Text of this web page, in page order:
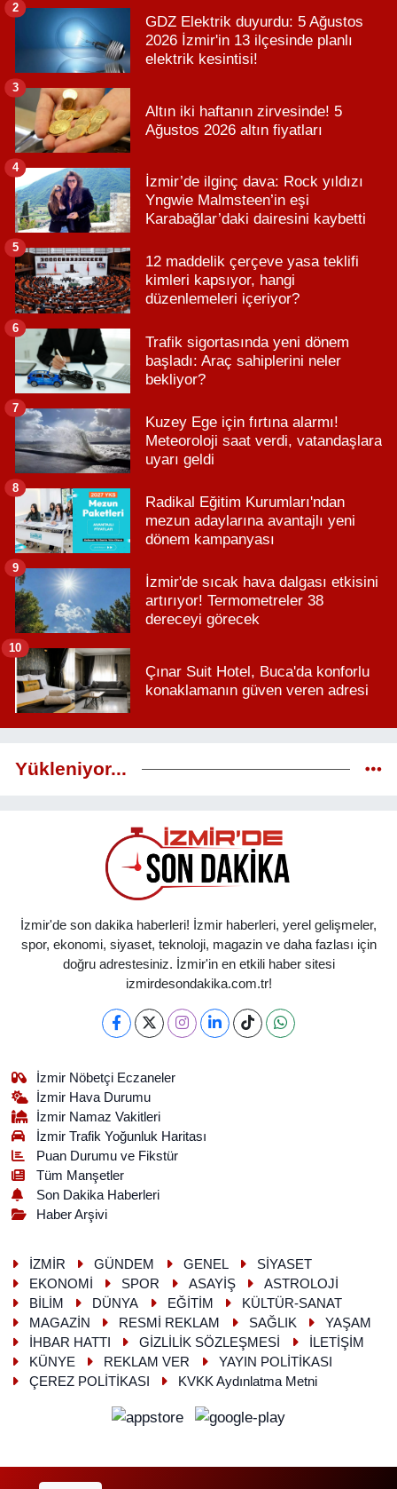
GDZ Elektrik duyurdu: 5 Ağustos
2026 İzmir'in 13 ilçesinde planlı
elektrik kesintisi!
2
Altın iki haftanın zirvesinde! 5
Ağustos 2026 altın fiyatları
3
İzmir’de ilginç dava: Rock yıldızı
Yngwie Malmsteen’in eşi
Karabağlar’daki dairesini kaybetti
4
12 maddelik çerçeve yasa teklifi
kimleri kapsıyor, hangi
düzenlemeleri içeriyor?
5
Trafik sigortasında yeni dönem
başladı: Araç sahiplerini neler
bekliyor?
6
Kuzey Ege için fırtına alarmı!
Meteoroloji saat verdi, vatandaşlara
uyarı geldi
7
Radikal Eğitim Kurumları'ndan
mezun adaylarına avantajlı yeni
dönem kampanyası
8
İzmir'de sıcak hava dalgası etkisini
artırıyor! Termometreler 38
dereceyi görecek
9
Çınar Suit Hotel, Buca'da konforlu
konaklamanın güven veren adresi
10
Yükleniyor...
İzmir'de son dakika haberleri! İzmir haberleri, yerel gelişmeler,
spor, ekonomi, siyaset, teknoloji, magazin ve daha fazlası için
doğru adrestesiniz. İzmir'in en etkili haber sitesi
izmirdesondakika.com.tr!
İzmir Nöbetçi Eczaneler
İzmir Hava Durumu
İzmir Namaz Vakitleri
İzmir Trafik Yoğunluk Haritası
Puan Durumu ve Fikstür
Tüm Manşetler
Son Dakika Haberleri
Haber Arşivi
İZMİR GÜNDEM GENEL
SİYASET
EKONOMİ
SPOR ASAYİŞ
ASTROLOJİ
BİLİM
DÜNYA EĞİTİM
KÜLTÜR-SANAT
MAGAZİN
RESMİ REKLAM SAĞLIK
YAŞAM
İHBAR HATTI
GİZLİLİK SÖZLEŞMESİ
İLETİŞİM
KÜNYE
REKLAM VER
YAYIN POLİTİKASI
ÇEREZ POLİTİKASI
KVKK Aydınlatma Metni